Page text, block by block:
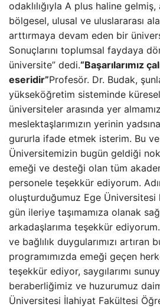
odaklılığıyla A plus haline
bölgesel, ulusal ve uluslararası
arttırmaya devam eden bir
Sonuçlarını toplumsal faydaya
üniversite” dedi.“Başarılarımız
eseridir”Profesör. Dr. Budak,
yükseköğretim sisteminde
üniversiteler arasında yer
meslektaşlarımızın yerinin
gururla ifade etmek isterim. Bu
Üniversitemizin bugün geldiği
emeği ve desteği olan tüm
personele teşekkür ediyorum.
oluşturduğumuz Ege
gün ileriye taşımamıza olanak
arkadaşlarıma teşekkür
ve bağlılık duygularımızı artıran
programımızda emeği geçen
teşekkür ediyor, saygılarımı
beraberliğimiz ve huzurumuz
Üniversitesi İlahiyat Fakültesi